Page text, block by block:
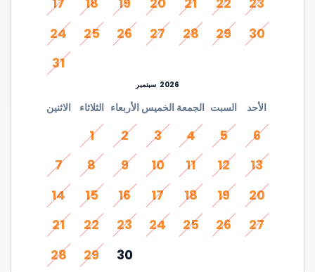
24
25 26 27 28 29
30
31
سبتمبر 2026
الاثنين الثلاثاء الأربعاء الخميس الجمعة السبت الأحد
1 2 3 4 5
6
7
8 9 10 11 12
13
14
15 16 17 18 19
20
21
22 23 24 25 26
27
28
29 30